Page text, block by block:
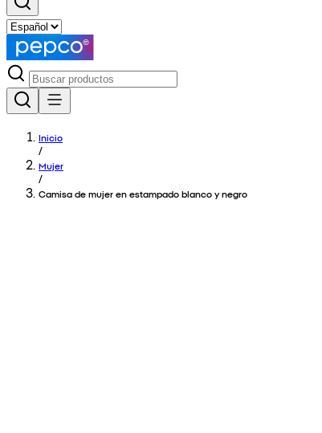
Inicio
/
Mujer
/
Camisa de mujer en estampado blanco y negro